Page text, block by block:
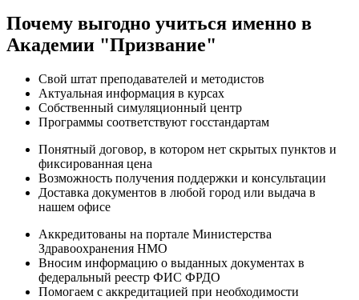
Почему выгодно учиться именно в
Академии "Призвание"
Свой штат преподавателей и методистов
Актуальная информация в курсах
Собственный симуляционный центр
Программы соответствуют госстандартам
Понятный договор, в котором нет скрытых пунктов и
фиксированная цена
Возможность получения поддержки и консультации
Доставка документов в любой город или выдача в
нашем офисе
Аккредитованы на портале Министерства
Здравоохранения НМО
Вносим информацию о выданных документах в
федеральный реестр ФИС ФРДО
Помогаем с аккредитацией при необходимости